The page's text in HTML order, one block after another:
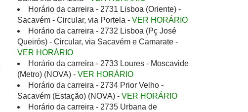
Horário da carreira - 2731 Lisboa (Oriente) -
Sacavém - Circular, via Portela - VER HORÁRIO
Horário da carreira - 2732 Lisboa (Pç José
Queirós) - Circular, via Sacavém e Camarate -
VER HORÁRIO
Horário da carreira - 2733 Loures - Moscavide
(Metro) (NOVA) - VER HORÁRIO
Horário da carreira - 2734 Prior Velho -
Sacavém (Estação) (NOVA) - VER HORÁRIO
Horário da carreira - 2735 Urbana de